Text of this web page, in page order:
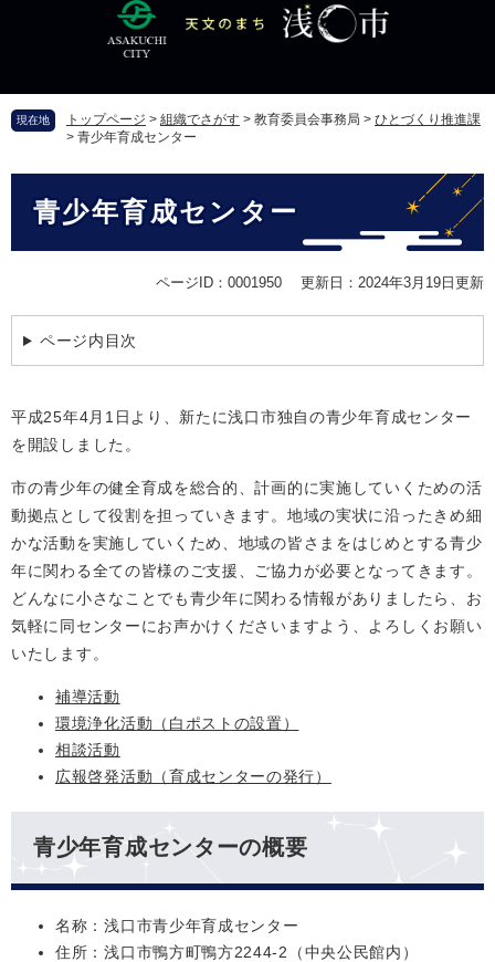
頭
す
飛
し
現在地 トップページ > 組織でさがす > 教育委員会事務局 > ひとづくり推進課
> 青少年育成センター
青少年育成センター
ページID：0001950 更新日：2024年3月19日更新
ページ内目次
平成25年4月1日より、新たに浅口市独自の青少年育成センター
を開設しました。
市の青少年の健全育成を総合的、計画的に実施していくための活
動拠点として役割を担っていきます。地域の実状に沿ったきめ細
かな活動を実施していくため、地域の皆さまをはじめとする青少
年に関わる全ての皆様のご支援、ご協力が必要となってきます。
どんなに小さなことでも青少年に関わる情報がありましたら、お
気軽に同センターにお声かけくださいますよう、よろしくお願い
いたします。
補導活動
環境浄化活動（白ポストの設置）
相談活動
広報啓発活動（育成センターの発行）
青少年育成センターの概要
名称：浅口市青少年育成センター
住所：浅口市鴨方町鴨方2244-2（中央公民館内）